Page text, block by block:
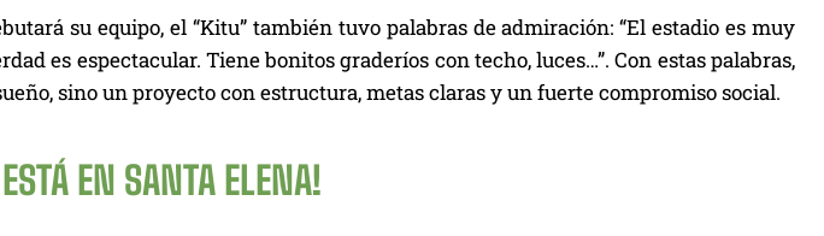
su equipo, el “Kitu” también tuvo palabras de admiración: “El estadio es muy
es espectacular. Tiene bonitos graderíos con techo, luces…”. Con estas palabras,
sino un proyecto con estructura, metas claras y un fuerte compromiso social.
EN SANTA ELENA!